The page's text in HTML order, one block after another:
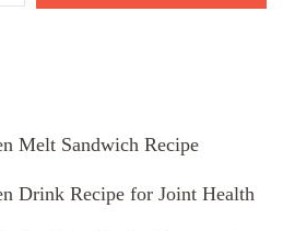
Melt Sandwich Recipe
Drink Recipe for Joint Health